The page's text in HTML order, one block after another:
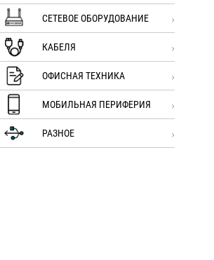
СЕТЕВОЕ ОБОРУДОВАНИЕ
КАБЕЛЯ
ОФИСНАЯ ТЕХНИКА
МОБИЛЬНАЯ ПЕРИФЕРИЯ
РАЗНОЕ